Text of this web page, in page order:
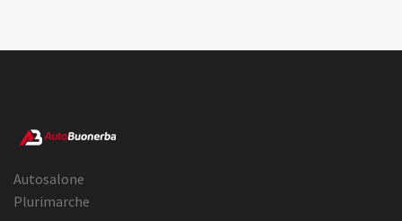
Autosalone
Plurimarche